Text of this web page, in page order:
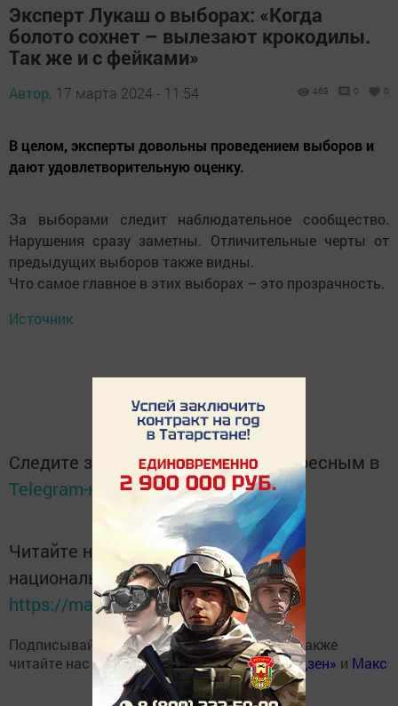
Эксперт Лукаш о выборах: «Когда
болото сохнет – вылезают крокодилы.
Так же и с фейками»
Автор, 17 марта 2024 - 11:54 469 0 0
В целом, эксперты довольны проведением выборов и
дают удовлетворительную оценку.
За выборами следит наблюдательное сообщество.
Нарушения сразу заметны. Отличительные черты от
предыдущих выборов также видны.
Что самое главное в этих выборах – это прозрачность.
Источник
Следите за самым важным и интересным в
Telegram-каналеТатмедиа
Читайте новости Татарстана в
национальном мессенджере MАХ:
https://max.ru/tatmedia
Подписывайтесь на нашTelegram-канал, а также
читайте насВконтакте,Одноклассниках,«Дзен» и Макс